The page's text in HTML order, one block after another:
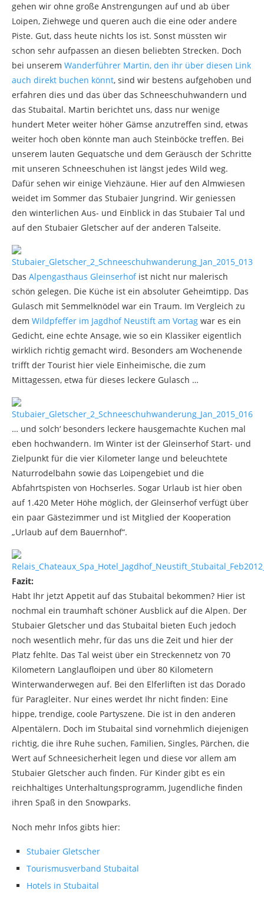
gehen wir ohne große Anstrengungen auf und ab über
Loipen, Ziehwege und queren auch die eine oder andere
Piste. Gut, dass heute nichts los ist. Sonst müssten wir
schon sehr aufpassen an diesen beliebten Strecken. Doch
bei unserem Wanderführer Martin, den ihr über diesen Link
auch direkt buchen könnt, sind wir bestens aufgehoben und
erfahren dies und das über das Schneeschuhwandern und
das Stubaital. Martin berichtet uns, dass nur wenige
hundert Meter weiter höher Gämse anzutreffen sind, etwas
weiter hoch oben könnte man auch Steinböcke treffen. Bei
unserem lauten Gequatsche und dem Geräusch der Schritte
mit unseren Schneeschuhen ist längst jedes Wild weg.
Dafür sehen wir einige Viehzäune. Hier auf den Almwiesen
weidet im Sommer das Stubaier Jungrind. Wir geniessen
den winterlichen Aus- und Einblick in das Stubaier Tal und
auf den Stubaier Gletscher auf der anderen Talseite.
Das Alpengasthaus Gleinserhofist nicht nur malerisch
schön gelegen. Die Küche ist ein absoluter Geheimtipp. Das
Gulasch mit Semmelknödel war ein Traum. Im Vergleich zu
dem Wildpfeffer im Jagdhof Neustift am Vortag war es ein
Gedicht, eine echte Ansage, wie so ein Klassiker eigentlich
wirklich richtig gemacht wird. Besonders am Wochenende
trifft der Tourist hier viele Einheimische, die zum
Mittagessen, etwa für dieses leckere Gulasch …
… und solch‘ besonders leckere hausgemachte Kuchen mal
eben hochwandern. Im Winter ist der Gleinserhof Start- und
Zielpunkt für die vier Kilometer lange und beleuchtete
Naturrodelbahn sowie das Loipengebiet und die
Abfahrtspisten von Hochserles. Sogar Urlaub ist hier oben
auf 1.420 Meter Höhe möglich, der Gleinserhof verfügt über
ein paar Gästezimmer und ist Mitglied der Kooperation
„Urlaub auf dem Bauernhof“.
Fazit:
Habt Ihr jetzt Appetit auf das Stubaital bekommen? Hier ist
nochmal ein traumhaft schöner Ausblick auf die Alpen. Der
Stubaier Gletscher und das Stubaital bieten Euch jedoch
noch wesentlich mehr, für das uns die Zeit und hier der
Platz fehlte. Das Tal weist über ein Streckennetz von 70
Kilometern Langlaufloipen und über 80 Kilometern
Winterwanderwegen auf. Bei den Elferliften ist das Dorado
für Paragleiter. Nur eines werdet Ihr nicht finden: Eine
hippe, trendige, coole Partyszene. Die ist in den anderen
Alpentälern. Doch im Stubaital sind vornehmlich diejenigen
richtig, die ihre Ruhe suchen, Familien, Singles, Pärchen, die
Wert auf Schneesicherheit legen und diese vor allem am
Stubaier Gletscher auch finden. Für Kinder gibt es ein
reichhaltiges Unterhaltungsprogramm, Jugendliche finden
ihren Spaß in den Snowparks.
Noch mehr Infos gibts hier:
Stubaier Gletscher
Tourismusverband Stubaital
Hotels in Stubaital